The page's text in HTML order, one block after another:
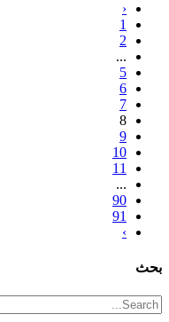
‹
1
2
...
5
6
7
8
9
10
11
...
90
91
›
بحث